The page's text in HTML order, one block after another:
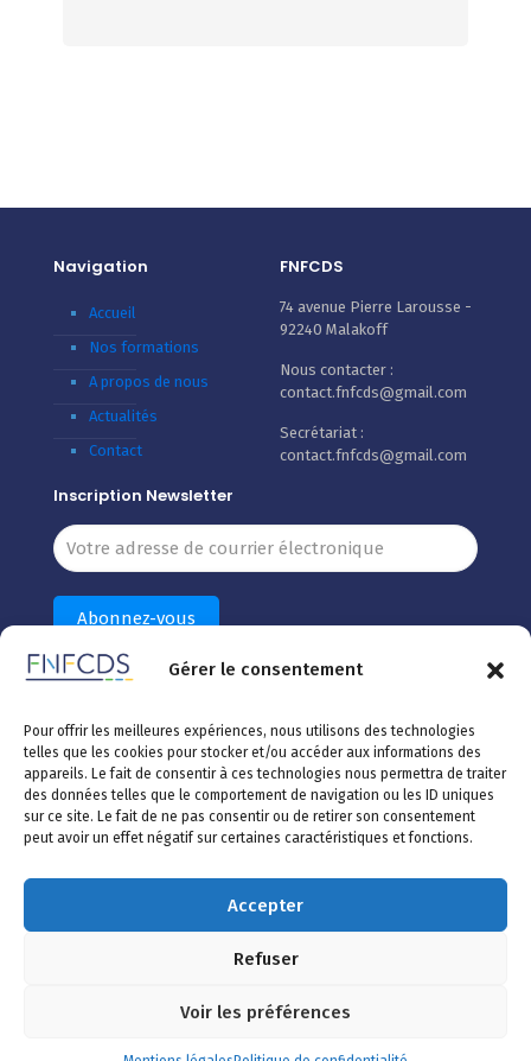
Gérer le consentement
Pour offrir les meilleures expériences, nous utilisons des technologies
telles que les cookies pour stocker et/ou accéder aux informations des
appareils. Le fait de consentir à ces technologies nous permettra de traiter
des données telles que le comportement de navigation ou les ID uniques
sur ce site. Le fait de ne pas consentir ou de retirer son consentement
peut avoir un effet négatif sur certaines caractéristiques et fonctions.
Accepter
Refuser
Voir les préférences
Navigation
Accueil
Nos formations
A propos de nous
Actualités
Contact
FNFCDS
74 avenue Pierre Larousse -
92240 Malakoff
Nous contacter :
contact.fnfcds@gmail.com
Secrétariat :
contact.fnfcds@gmail.com
Inscription Newsletter
Autres : élu-e d'association, mutualiste, de fondation...
Elu-e de collectivité
Directeur-rice
Médecin généraliste
Chirurgien.ne-dentiste
Masseur.euse-kinésithérapeute
Découvrez toutes nos formations
Légales|Confidentialité